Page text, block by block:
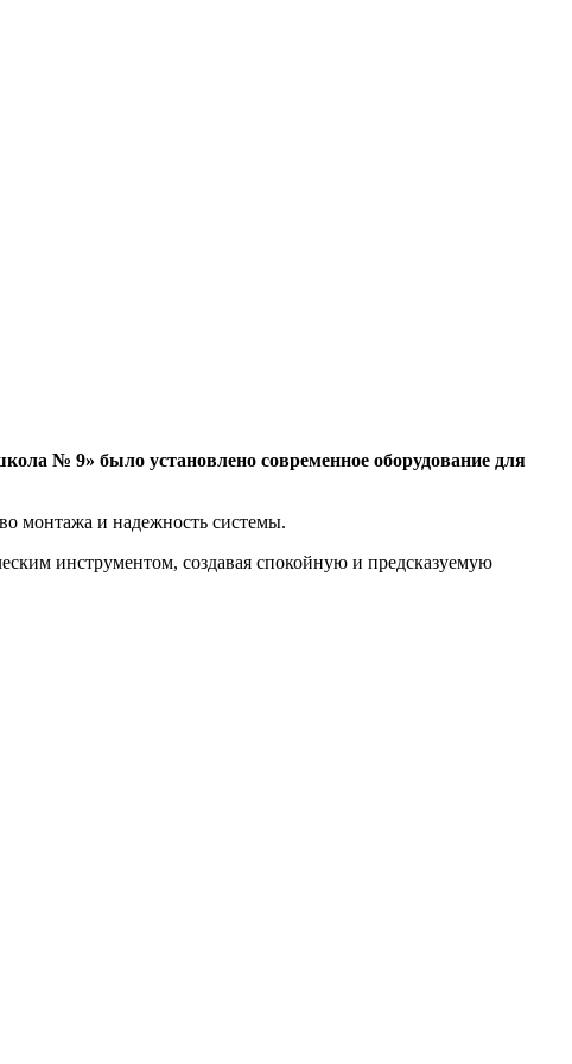
№ 9» было установлено современное оборудование для
монтажа и надежность системы.
инструментом, создавая спокойную и предсказуемую